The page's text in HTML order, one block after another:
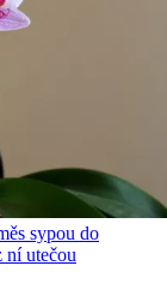
sypou do
ní utečou